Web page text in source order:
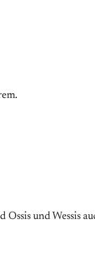
und Wessis